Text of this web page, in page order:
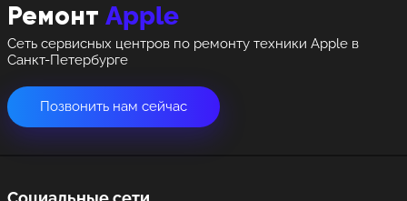
Ремонт Apple
Сеть сервисных центров по ремонту техники Apple в
Санкт-Петербурге
Позвонить нам сейчас